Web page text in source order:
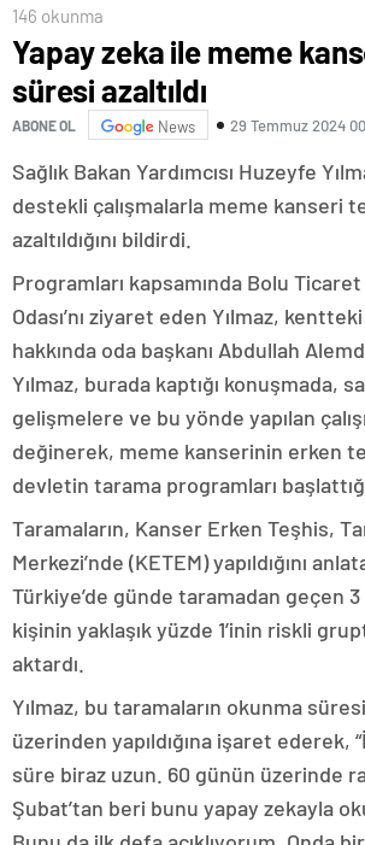
146 okunma
Yapay zeka ile meme
süresi azaltıldı
ABONE OL News 29 Temmuz 2024
Sağlık Bakan Yardımcısı Huzeyfe
destekli çalışmalarla meme kanseri
azaltıldığını bildirdi.
Programları kapsamında Bolu
Odası’nı ziyaret eden Yılmaz,
hakkında oda başkanı Abdullah
Yılmaz, burada kaptığı konuşmada,
gelişmelere ve bu yönde yapılan
değinerek, meme kanserinin erken
devletin tarama programları
Taramaların, Kanser Erken Teşhis,
Merkezi’nde (KETEM) yapıldığını
Türkiye’de günde taramadan geçen
kişinin yaklaşık yüzde 1’inin riskli
aktardı.
Yılmaz, bu taramaların okunma
üzerinden yapıldığına işaret ederek,
süre biraz uzun. 60 günün üzerinde
Şubat’tan beri bunu yapay zekayla